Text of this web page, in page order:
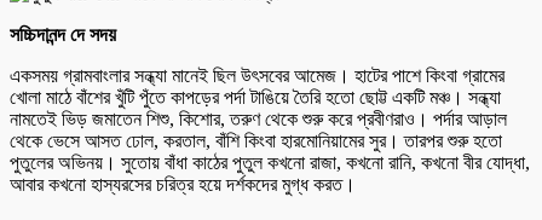
সচ্চিদানন্দ দে সদয়
একসময় গ্রামবাংলার সন্ধ্যা মানেই ছিল উৎসবের আমেজ। হাটের পাশে কিংবা গ্রামের
খোলা মাঠে বাঁশের খুঁটি পুঁতে কাপড়ের পর্দা টাঙিয়ে তৈরি হতো ছোট্ট একটি মঞ্চ। সন্ধ্যা
নামতেই ভিড় জমাতেন শিশু, কিশোর, তরুণ থেকে শুরু করে প্রবীণরাও। পর্দার আড়াল
থেকে ভেসে আসত ঢোল, করতাল, বাঁশি কিংবা হারমোনিয়ামের সুর। তারপর শুরু হতো
পুতুলের অভিনয়। সুতোয় বাঁধা কাঠের পুতুল কখনো রাজা, কখনো রানি, কখনো বীর যোদ্ধা,
আবার কখনো হাস্যরসের চরিত্র হয়ে দর্শকদের মুগ্ধ করত।